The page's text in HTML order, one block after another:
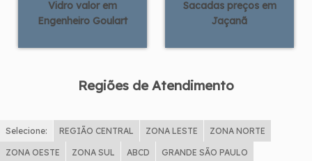
Vidro valor em
Engenheiro Goulart
Sacadas preços em
Jaçanã
Regiões de Atendimento
Selecione: REGIÃO CENTRAL ZONA LESTE ZONA NORTE
ZONA OESTE ZONA SUL ABCD GRANDE SÃO PAULO